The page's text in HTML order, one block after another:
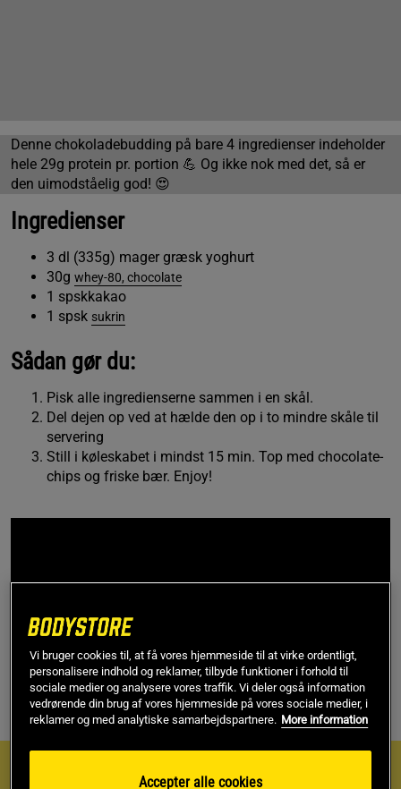
Denne chokoladebudding på bare 4 ingredienser indeholder
hele 29g protein pr. portion 💪 Og ikke nok med det, så er
den uimodståelig god! 😍
Ingredienser
3 dl (335g) mager græsk yoghurt
30g whey-80, chocolate
1 spskkakao
1 spsk sukrin
Sådan gør du:
Pisk alle ingredienserne sammen i en skål.
Del dejen op ved at hælde den op i to mindre skåle til
servering
Still i køleskabet i mindst 15 min. Top med chocolate-
chips og friske bær. Enjoy!
Næringsindhold
Vi bruger cookies til, at få vores hjemmeside til at virke ordentligt,
personalisere indhold og reklamer, tilbyde funktioner i forhold til
sociale medier og analysere vores traffik. Vi deler også information
vedrørende din brug af vores hjemmeside på vores sociale medier, i
reklamer og med analytiske samarbejdspartnere. More information
Accepter alle cookies